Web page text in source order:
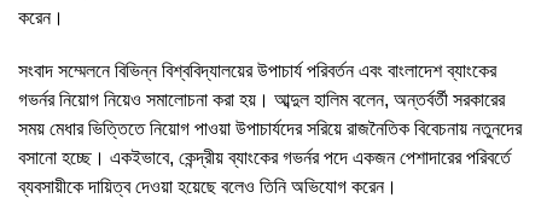
করেন।
সংবাদ সম্মেলনে বিভিন্ন বিশ্ববিদ্যালয়ের উপাচার্য পরিবর্তন এবং বাংলাদেশ ব্যাংকের
গভর্নর নিয়োগ নিয়েও সমালোচনা করা হয়। আব্দুল হালিম বলেন, অন্তর্বর্তী সরকারের
সময় মেধার ভিত্তিতে নিয়োগ পাওয়া উপাচার্যদের সরিয়ে রাজনৈতিক বিবেচনায় নতুনদের
বসানো হচ্ছে। একইভাবে, কেন্দ্রীয় ব্যাংকের গভর্নর পদে একজন পেশাদারের পরিবর্তে
ব্যবসায়ীকে দায়িত্ব দেওয়া হয়েছে বলেও তিনি অভিযোগ করেন।